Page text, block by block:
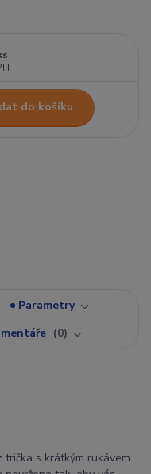
do košíku
Parametry
0
trička s krátkým rukávem